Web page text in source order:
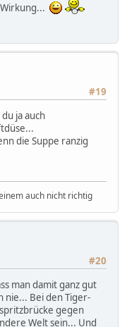
#19
ja auch
die Suppe ranzig
auch nicht richtig
#20
man damit ganz gut
nie... Bei den Tiger-
gegen
Welt sein... Und